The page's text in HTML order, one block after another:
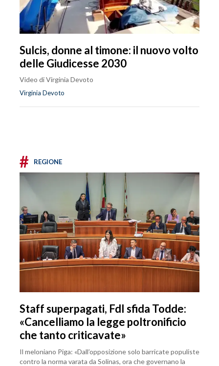
Sulcis, donne al timone: il nuovo volto
delle Giudicesse 2030
Video di Virginia Devoto
Virginia Devoto
# REGIONE
Staff superpagati, FdI sfida Todde:
«Cancelliamo la legge poltronificio
che tanto criticavate»
Il meloniano Piga: «Dall’opposizione solo barricate populiste
contro la norma varata da Solinas, ora che governano la